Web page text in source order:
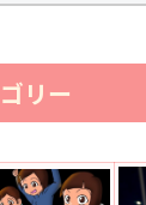
リー